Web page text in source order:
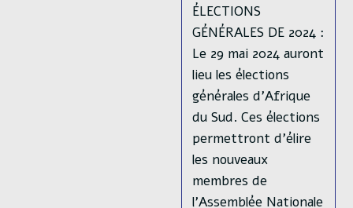
ÉLECTIONS
GÉNÉRALES DE 2024 :
Le 29 mai 2024 auront
lieu les élections
générales d'Afrique
du Sud. Ces élections
permettront d'élire
les nouveaux
membres de
l'Assemblée Nationale